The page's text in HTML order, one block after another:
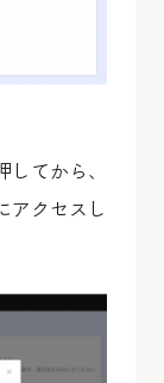
てから、
アクセスし